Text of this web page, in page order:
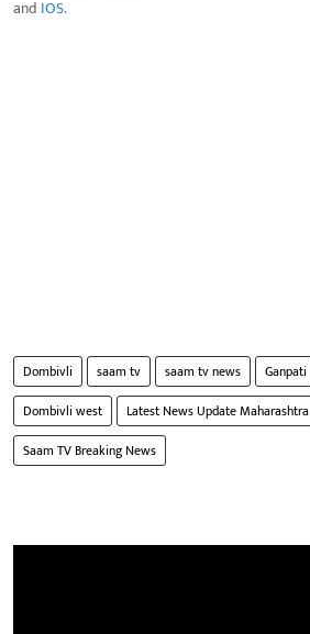
and IOS.
Dombivli saam tv saam tv news Ganpati
Dombivli west
Latest News Update Maharashtra
Saam TV Breaking News